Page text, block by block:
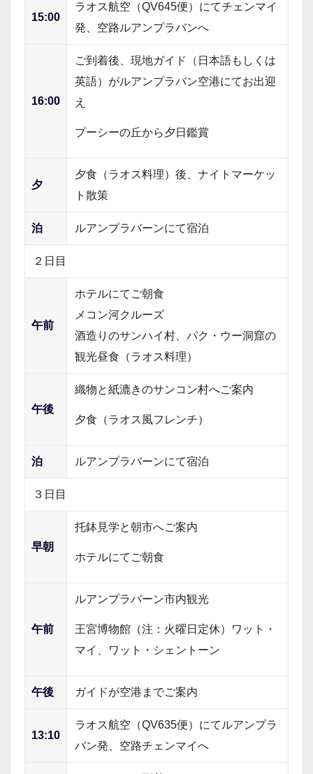
15:00
ラオス航空（QV645便）にてチェンマイ
発、空路ルアンプラバンへ
16:00
ご到着後、現地ガイド（日本語もしくは
英語）がルアンプラバン空港にてお出迎
え
プーシーの丘から夕日鑑賞
夕
夕食（ラオス料理）後、ナイトマーケッ
ト散策
泊 ルアンプラバーンにて宿泊
２日目
午前
ホテルにてご朝食
メコン河クルーズ
酒造りのサンハイ村、パク・ウー洞窟の
観光昼食（ラオス料理）
午後
織物と紙漉きのサンコン村へご案内
夕食（ラオス風フレンチ）
泊 ルアンプラバーンにて宿泊
３日目
早朝
托鉢見学と朝市へご案内
ホテルにてご朝食
午前
ルアンプラバーン市内観光
王宮博物館（注：火曜日定休）ワット・
マイ、ワット・シェントーン
午後 ガイドが空港までご案内
13:10
ラオス航空（QV635便）にてルアンプラ
バン発、空路チェンマイへ